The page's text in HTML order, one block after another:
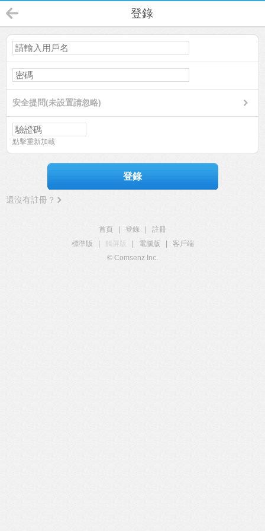
登錄
安全提問(未設置請忽略)
點擊重新加載
登錄
還沒有註冊？
首頁 登錄
註冊
標準版
觸屏版 電腦版
客戶端
© Comsenz Inc.